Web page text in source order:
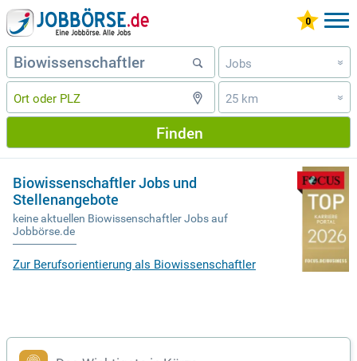
Jobs »
25 km »
Finden
Biowissenschaftler Jobs und
Stellenangebote
keine aktuellen Biowissenschaftler Jobs auf
Jobbörse.de
Zur Berufsorientierung als Biowissenschaftler